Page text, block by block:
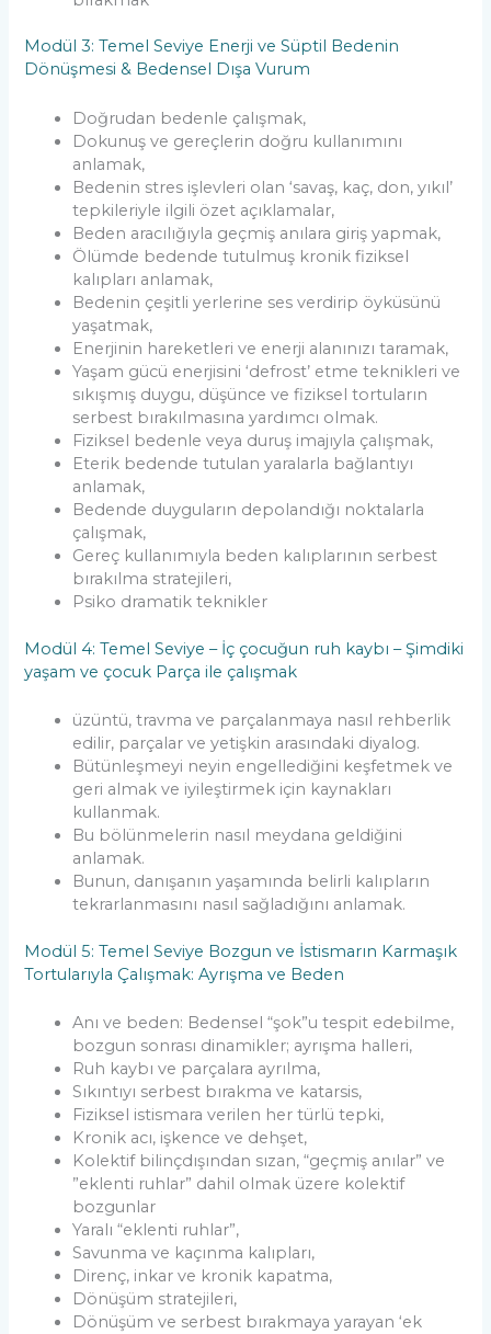
Modül 3: Temel Seviye Enerji ve Süptil Bedenin
Dönüşmesi & Bedensel Dışa Vurum
Doğrudan bedenle çalışmak,
Dokunuş ve gereçlerin doğru kullanımını
anlamak,
Bedenin stres işlevleri olan ‘savaş, kaç, don, yıkıl’
tepkileriyle ilgili özet açıklamalar,
Beden aracılığıyla geçmiş anılara giriş yapmak,
Ölümde bedende tutulmuş kronik fiziksel
kalıpları anlamak,
Bedenin çeşitli yerlerine ses verdirip öyküsünü
yaşatmak,
Enerjinin hareketleri ve enerji alanınızı taramak,
Yaşam gücü enerjisini ‘defrost’ etme teknikleri ve
sıkışmış duygu, düşünce ve fiziksel tortuların
serbest bırakılmasına yardımcı olmak.
Fiziksel bedenle veya duruş imajıyla çalışmak,
Eterik bedende tutulan yaralarla bağlantıyı
anlamak,
Bedende duyguların depolandığı noktalarla
çalışmak,
Gereç kullanımıyla beden kalıplarının serbest
bırakılma stratejileri,
Psiko dramatik teknikler
Modül 4: Temel Seviye – İç çocuğun ruh kaybı – Şimdiki
yaşam ve çocuk Parça ile çalışmak
üzüntü, travma ve parçalanmaya nasıl rehberlik
edilir, parçalar ve yetişkin arasındaki diyalog.
Bütünleşmeyi neyin engellediğini keşfetmek ve
geri almak ve iyileştirmek için kaynakları
kullanmak.
Bu bölünmelerin nasıl meydana geldiğini
anlamak.
Bunun, danışanın yaşamında belirli kalıpların
tekrarlanmasını nasıl sağladığını anlamak.
Modül 5: Temel Seviye Bozgun ve İstismarın Karmaşık
Tortularıyla Çalışmak: Ayrışma ve Beden
Anı ve beden: Bedensel “şok”u tespit edebilme,
bozgun sonrası dinamikler; ayrışma halleri,
Ruh kaybı ve parçalara ayrılma,
Sıkıntıyı serbest bırakma ve katarsis,
Fiziksel istismara verilen her türlü tepki,
Kronik acı, işkence ve dehşet,
Kolektif bilinçdışından sızan, “geçmiş anılar” ve
”eklenti ruhlar” dahil olmak üzere kolektif
bozgunlar
Yaralı “eklenti ruhlar”,
Savunma ve kaçınma kalıpları,
Direnç, inkar ve kronik kapatma,
Dönüşüm stratejileri,
Dönüşüm ve serbest bırakmaya yarayan ‘ek